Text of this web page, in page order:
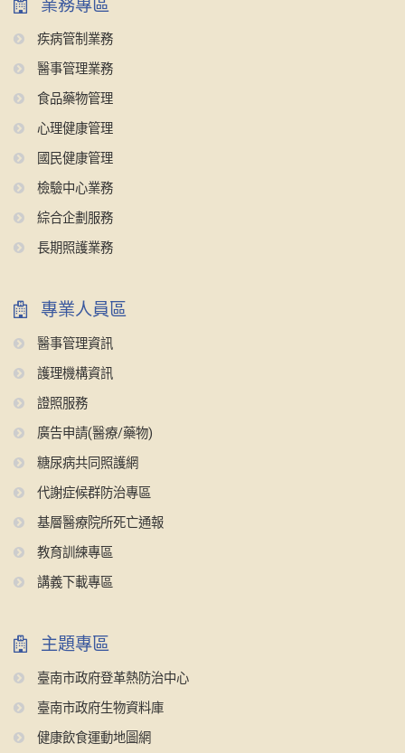
業務專區
疾病管制業務
醫事管理業務
食品藥物管理
心理健康管理
國民健康管理
檢驗中心業務
綜合企劃服務
長期照護業務
專業人員區
醫事管理資訊
護理機構資訊
證照服務
廣告申請(醫療/藥物)
糖尿病共同照護網
代謝症候群防治專區
基層醫療院所死亡通報
教育訓練專區
講義下載專區
主題專區
臺南市政府登革熱防治中心
臺南市政府生物資料庫
健康飲食運動地圖網